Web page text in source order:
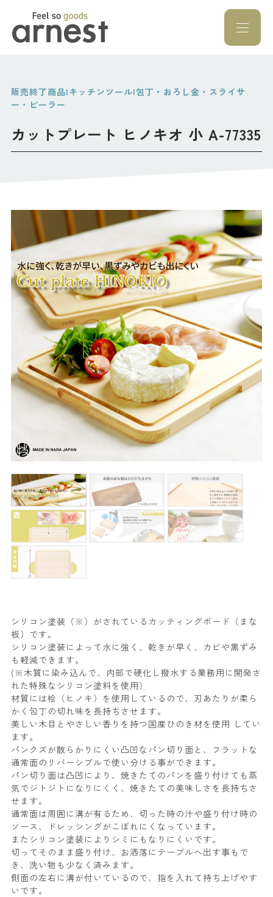
Feel so goods
販売終了商品|キッチンツール|包丁・おろし金・スライサ
ー・ピーラー
カットプレート ヒノキオ 小 A-77335
シリコン塗装（※）がされているカッティングボード（まな
板）です。
シリコン塗装によって水に強く、乾きが早く、カビや黒ずみ
も軽減できます。
(※木質に染み込んで、内部で硬化し撥水する業務用に開発さ
れた特殊なシリコン塗料を使用）
材質には桧（ヒノキ）を使用しているので、刃あたりが柔ら
かく包丁の切れ味を長持ちさせます。
美しい木目とやさしい香りを持つ国産ひのき材を使用 してい
ます。
パンクズが散らかりにくい凸凹なパン切り面と、フラットな
通常面のリバーシブルで使い分ける事ができます。
パン切り面は凸凹により、焼きたてのパンを盛り付けても蒸
気でジトジトになりにくく、焼きたての美味しさを長持ちさ
せます。
通常面は周囲に溝が有るため、切った時の汁や盛り付け時の
ソース、ドレッシングがこぼれにくなっています。
またシリコン塗装によりシミにもなりにくいです。
切ってそのまま盛り付け、お洒落にテーブルへ出す事もで
き、洗い物も少なく済みます。
側面の左右に溝が付いているので、指を入れて持ち上げやす
いです。